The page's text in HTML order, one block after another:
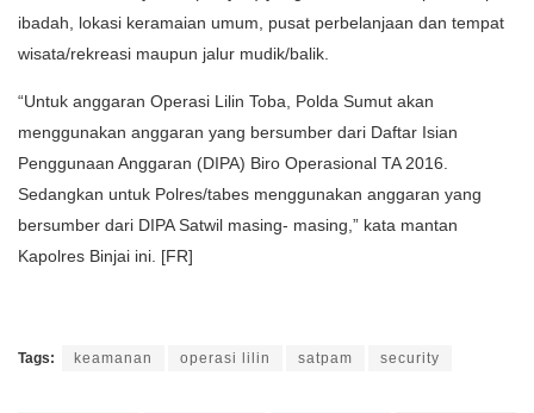
ibadah, lokasi keramaian umum, pusat perbelanjaan dan tempat
wisata/rekreasi maupun jalur mudik/balik.
“Untuk anggaran Operasi Lilin Toba, Polda Sumut akan
menggunakan anggaran yang bersumber dari Daftar Isian
Penggunaan Anggaran (DIPA) Biro Operasional TA 2016.
Sedangkan untuk Polres/tabes menggunakan anggaran yang
bersumber dari DIPA Satwil masing- masing,” kata mantan
Kapolres Binjai ini. [FR]
Tags: keamanan operasi lilin satpam security